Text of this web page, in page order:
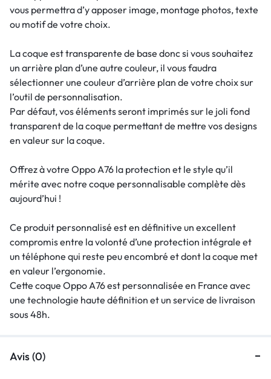
vous permettra d’y apposer image, montage photos, texte
ou motif de votre choix.
La coque est transparente de base donc si vous souhaitez
un arrière plan d’une autre couleur, il vous faudra
sélectionner une couleur d’arrière plan de votre choix sur
l’outil de personnalisation.
Par défaut, vos éléments seront imprimés sur le joli fond
transparent de la coque permettant de mettre vos designs
en valeur sur la coque.
Offrez à votre Oppo A76 la protection et le style qu’il
mérite avec notre coque personnalisable complète dès
aujourd’hui !
Ce produit personnalisé est en définitive un excellent
compromis entre la volonté d’une protection intégrale et
un téléphone qui reste peu encombré et dont la coque met
en valeur l’ergonomie.
Cette coque Oppo A76 est personnalisée en France avec
une technologie haute définition et un service de livraison
sous 48h.
Avis (0)